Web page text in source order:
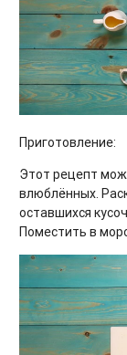
Приготовление:
Этот рецепт
влюблённых.
оставшихся
Поместить в